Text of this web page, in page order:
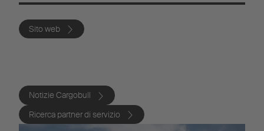
Sito web
Notizie Cargobull
Ricerca partner di servizio